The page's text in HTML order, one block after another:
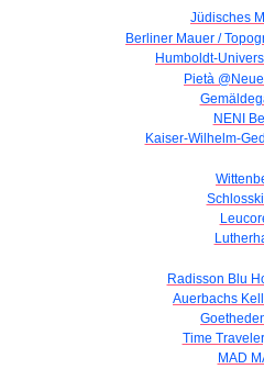
Jüdisches
Berliner Mauer /
Humboldt-
Pietà
NENI
Kaiser-Wilhelm-
Radisson Blu
Auerbachs
Time
MAD